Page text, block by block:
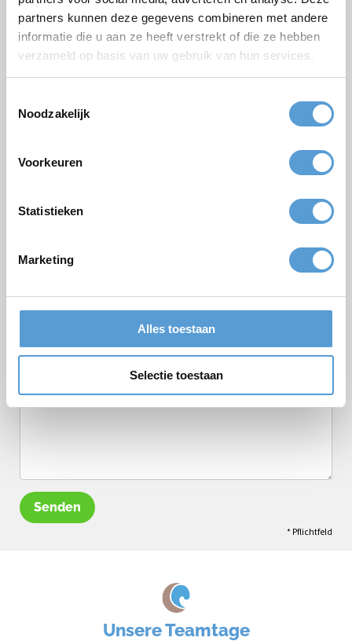
partners kunnen deze gegevens combineren met andere
informatie die u aan ze heeft verstrekt of die ze hebben
verzameld op basis van uw gebruik van hun services.
Noodzakelijk
Voorkeuren
Statistieken
Marketing
Alles toestaan
Selectie toestaan
Firmen/Gruppenname
Gelegenheit
Vorname
Gewünschte Startzeit
Mittagessen
Grillen/Abendessen
Bemerkungen
Senden
* Pflichtfeld
Unsere Teamtage